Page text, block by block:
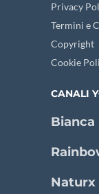
Privacy
Termini e
Copyright
Cookie
CANALI
Naturx